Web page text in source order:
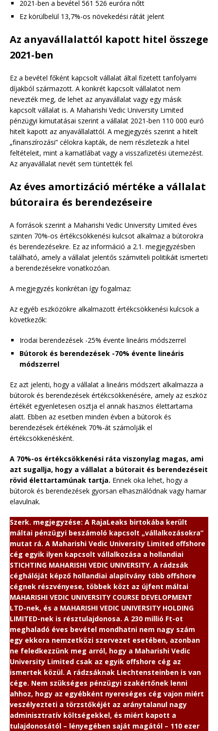
2021-ben a bevétel 561 526 euróra nőtt
Ez körülbelül 13,7%-os növekedési rátát jelent
Az anyavállalattól kapott hitel összege
2021-ben
Ez a bevétel főként kapcsolt vállalat által fizetett tanfolyami
díjakból származott. A konkrét kapcsolt vállalatot nem
nevezték meg, de lehet az anyavállalat vagy egy másik
kapcsolt vállalat is. A Maharishi Vedic University Limited
pénzügyi kimutatásai szerint a vállalat 2021-ben 110 000 euró
hitelt kapott az anyavállalattól. A megjegyzés szerint a hitelt
„finanszírozási” célokra kapták, de nem részletezik a hitel
feltételeit, mint a kamatlábat vagy a visszafizetési ütemezést.
Az anyavállalat nevét sem tüntették fel.
Az éves amortizáció mértéke a vállalat
bútoraira és berendezéseire
A források szerint a Maharishi Vedic University Limited éves
szinten 70%-os értékcsökkenési kulcsot alkalmaz a bútorokra
és berendezésekre. Ez az információ a 2.1. megjegyzésben
található, amely a vállalat jelentős számviteli politikáit ismerteti
a berendezésekre vonatkozóan.
A megjegyzés konkrétan így fogalmaz:
Az egyéb eszközökre alkalmazott értékcsökkenési kulcsok a
következők:
Irodai berendezések -25% évente lineáris módszerrel
Bútorok és berendezések -70% évente lineáris
módszerrel
Ez azt jelenti, hogy a vállalat a lineáris módszert alkalmazza a
bútorok és berendezések értékcsökkenésére, amely az eszköz
értékét egyenletesen osztja el annak hasznos élettartama
alatt. Ebben az esetben minden évben a bútorok és
berendezések értékének 70%-át számolják el
értékcsökkenésként.
A 70%-os értékcsökkenési ráta viszonylag magas, ami
azt sugallja, hogy a vállalat a bútorait és berendezéseit
rövid élettartamúnak tartja. Ennek oka lehet, hogy a
bútorok és berendezések gyorsan elhasználódnak vagy hamar
elavulnak.
Szerk. megjegyzése: A RajaLeaks birtokába került
máltai pénzügyi beszámoló kapcsolt „vállalkozásokra”
mutat rá. A Maharishi Vedic University Limited offshore
cég egyik ilyen kapcsolt vállalkozása a hollandiai
STICHTING MAHARISHI VEDIC UNIVERSITY. A rádzsák
céghálóját képző hollandiai alapítvány több offshore
cégnek részvényese, többek közt az újfent máltai
MAHARISHI VEDIC UNIVERSITY COURSE DEVELOPMENT
LTD-nek, és a MAHARISHI VEDIC UNIVERSITY HOLDING
LIMITED-nek is résztulajdonosa. A 230 millió Ft-ot
meghaladó éves bevétel mondhatni nem nagy szám
egy ekkora nemzetközi szervezet esetében, azonban
ne feledkezzünk meg arról, hogy a Maharishi Vedic
University Limited csak az egyik offshore cég az
ismertek közül. A rádzsáknak Liechtensteinben is van
cége. Nem szükséges pénzügyi szakértőnek lenni
ahhoz, hogy az egyébként nyereséges cég vajon miért
veszélyezteti a törzstőkéjét az aránytalanul nagy
adminisztratív költségekkel, és miért kapott a
tulajdonosától – lényegében saját magától – 110 ezer